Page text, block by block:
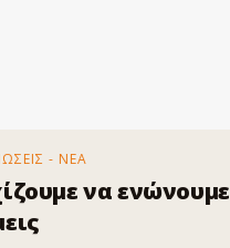
- ΝΕΑ
να ενώνουμε